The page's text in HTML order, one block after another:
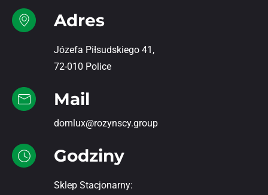
Adres
Józefa Piłsudskiego 41,
72-010 Police
Mail
domlux@rozynscy.group
Godziny
Sklep Stacjonarny: